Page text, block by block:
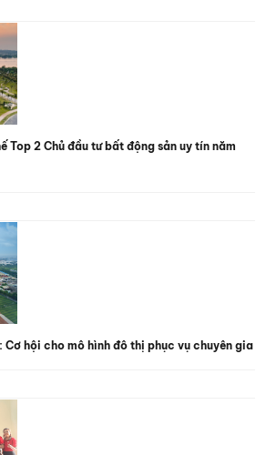
Top 2 Chủ đầu tư bất động sản uy tín năm
Cơ hội cho mô hình đô thị phục vụ chuyên gia